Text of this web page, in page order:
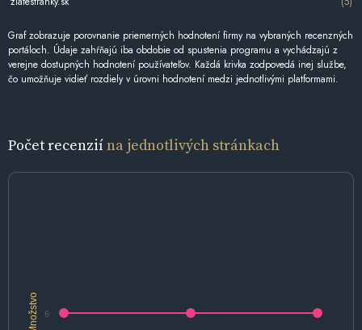
Graf zobrazuje porovnanie priemerných hodnotení firmy na vybraných recenzných
portáloch. Údaje zahŕňajú iba obdobie od spustenia programu a vychádzajú z
verejne dostupných hodnotení používateľov. Každá krivka zodpovedá inej službe,
čo umožňuje vidieť rozdiely v úrovni hodnotení medzi jednotlivými platformami.
Počet recenziína jednotlivých stránkach
Množstvo 6